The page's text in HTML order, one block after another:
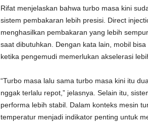
Rifat menjelaskan bahwa turbo masa kini
sistem pembakaran lebih presisi. Direct
menghasilkan pembakaran yang lebih
saat dibutuhkan. Dengan kata lain, mobil
ketika pengemudi memerlukan akselerasi
“Turbo masa lalu sama turbo masa kini itu
nggak terlalu repot,” jelasnya. Selain itu,
performa lebih stabil. Dalam konteks mesin
temperatur menjadi indikator penting untuk